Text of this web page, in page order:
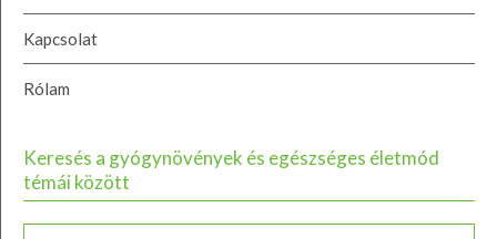
Kapcsolat
Rólam
Keresés a gyógynövények és egészséges életmód
témái között